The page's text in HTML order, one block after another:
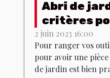
Abri de
critères
bon choix
2 juin 2023 16:00
Pour ranger vos
pour avoir une
de jardin est bien